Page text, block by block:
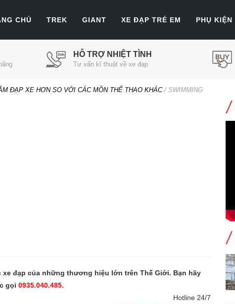
CHỦ TREK GIANT XE ĐẠP TRẺ EM PHỤ KIỆN
HỖ TRỢ NHIỆT TÌNH
Tư vấn kĩ thuật về xe đạp
ĐẠP XE HƠN SO VỚI CÁC MÔN THỂ THAO KHÁC/ SWIMMING
đạp của những thương hiệu lớn trên Thế Giới. Bạn hãy
gọi 0935.040.485.
Hotline 24/7